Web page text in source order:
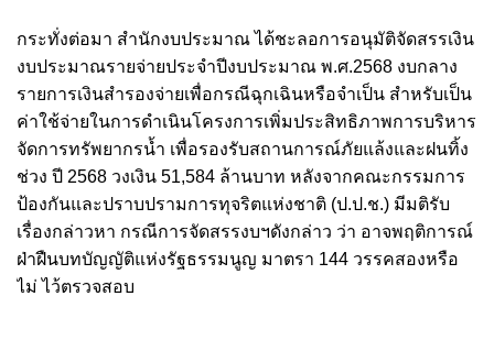
กระทั่งต่อมา สำนักงบประมาณ ได้ชะลอการอนุมัติจัดสรรเงิน
งบประมาณรายจ่ายประจำปีงบประมาณ พ.ศ.2568 งบกลาง
รายการเงินสำรองจ่ายเพื่อกรณีฉุกเฉินหรือจำเป็น สำหรับเป็น
ค่าใช้จ่ายในการดำเนินโครงการเพิ่มประสิทธิภาพการบริหาร
จัดการทรัพยากรน้ำ เพื่อรองรับสถานการณ์ภัยแล้งและฝนทิ้ง
ช่วง ปี 2568 วงเงิน 51,584 ล้านบาท หลังจากคณะกรรมการ
ป้องกันและปราบปรามการทุจริตแห่งชาติ (ป.ป.ช.) มีมติรับ
เรื่องกล่าวหา กรณีการจัดสรรงบฯดังกล่าว ว่า อาจพฤติการณ์
ฝ่าฝืนบทบัญญัติแห่งรัฐธรรมนูญ มาตรา 144 วรรคสองหรือ
ไม่ ไว้ตรวจสอบ